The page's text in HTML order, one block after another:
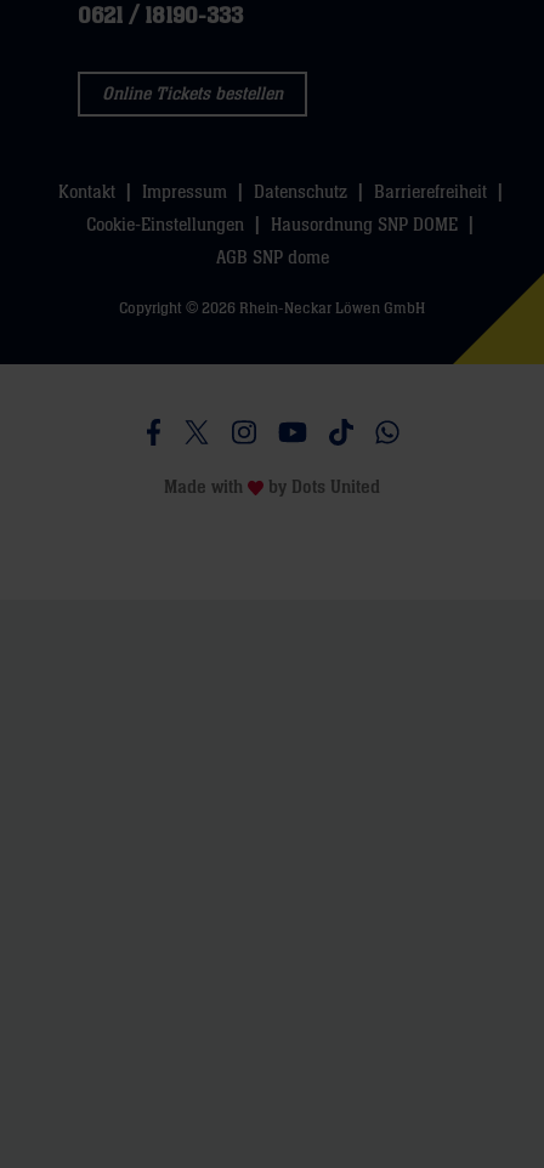
0621 / 18190-333
Online Tickets bestellen
Kontakt Impressum Datenschutz
Barrierefreiheit
Cookie-Einstellungen
Hausordnung SNP DOME
AGB SNP dome
Copyright © 2026 Rhein-Neckar Löwen GmbH
Besucht uns auf Facebook
Besucht uns auf Twitter
Besucht uns auf Instagram
Besucht uns auf Youtube
Besucht uns auf
Besucht uns auf
Made with by Dots United